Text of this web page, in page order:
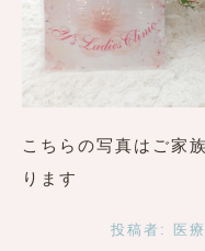
こちらの写真はご家
ります
投稿者: 医